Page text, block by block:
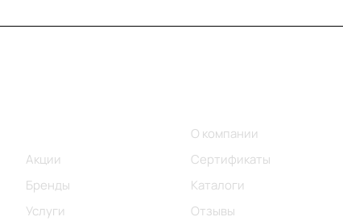
Акции
Бренды
Услуги
О компании
Сертификаты
Каталоги
Отзывы